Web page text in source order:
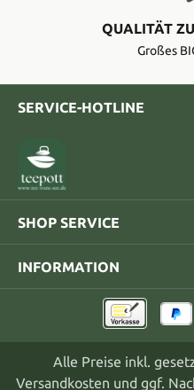
QUALITÄT
Großes
SERVICE-HOTLINE
SHOP SERVICE
INFORMATION
Alle Preise inkl.
Versandkosten und ggf.